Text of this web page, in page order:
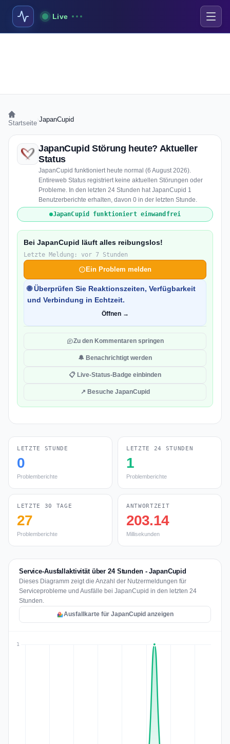
Live
Startseite JapanCupid
JapanCupid Störung heute? Aktueller
Status
JapanCupid funktioniert heute normal (6 August 2026).
Entireweb Status registriert keine aktuellen Störungen oder
Probleme. In den letzten 24 Stunden hat JapanCupid 1
Benutzerberichte erhalten, davon 0 in der letzten Stunde.
JapanCupid funktioniert einwandfrei
Bei JapanCupid läuft alles reibungslos!
Letzte Meldung: vor 7 Stunden
Ein Problem melden
🌐 Überprüfen Sie Reaktionszeiten, Verfügbarkeit
und Verbindung in Echtzeit.
Öffnen →
Zu den Kommentaren springen
🔔 Benachrichtigt werden
📋 Live-Status-Badge einbinden
↗ Besuche JapanCupid
LETZTE STUNDE
0
Problemberichte
LETZTE 24 STUNDEN
1
Problemberichte
LETZTE 30 TAGE
27
Problemberichte
ANTWORTZEIT
203.14
Millisekunden
Service-Ausfallaktivität über 24 Stunden - JapanCupid
Dieses Diagramm zeigt die Anzahl der Nutzermeldungen für
Serviceprobleme und Ausfälle bei JapanCupid in den letzten 24
Stunden.
Ausfallkarte für JapanCupid anzeigen